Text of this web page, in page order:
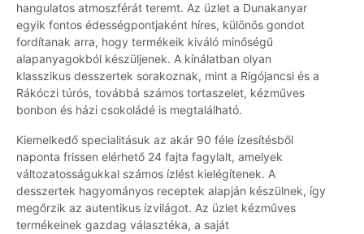
hangulatos atmoszférát teremt. Az üzlet a Dunakanyar
egyik fontos édességpontjaként híres, különös gondot
fordítanak arra, hogy termékeik kiváló minőségű
alapanyagokból készüljenek. A kínálatban olyan
klasszikus desszertek sorakoznak, mint a Rigójancsi és a
Rákóczi túrós, továbbá számos tortaszelet, kézműves
bonbon és házi csokoládé is megtalálható.
Kiemelkedő specialitásuk az akár 90 féle ízesítésből
naponta frissen elérhető 24 fajta fagylalt, amelyek
változatosságukkal számos ízlést kielégítenek. A
desszertek hagyományos receptek alapján készülnek, így
megőrzik az autentikus ízvilágot. Az üzlet kézműves
termékeinek gazdag választéka, a saját